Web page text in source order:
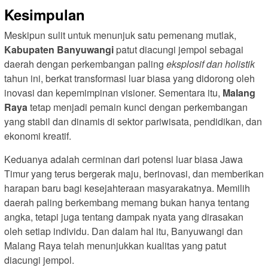
Kesimpulan
Meskipun sulit untuk menunjuk satu pemenang mutlak,
Kabupaten Banyuwangi patut diacungi jempol sebagai
daerah dengan perkembangan paling eksplosif dan holistik
tahun ini, berkat transformasi luar biasa yang didorong oleh
inovasi dan kepemimpinan visioner. Sementara itu, Malang
Rayatetap menjadi pemain kunci dengan perkembangan
yang stabil dan dinamis di sektor pariwisata, pendidikan, dan
ekonomi kreatif.
Keduanya adalah cerminan dari potensi luar biasa Jawa
Timur yang terus bergerak maju, berinovasi, dan memberikan
harapan baru bagi kesejahteraan masyarakatnya. Memilih
daerah paling berkembang memang bukan hanya tentang
angka, tetapi juga tentang dampak nyata yang dirasakan
oleh setiap individu. Dan dalam hal itu, Banyuwangi dan
Malang Raya telah menunjukkan kualitas yang patut
diacungi jempol.